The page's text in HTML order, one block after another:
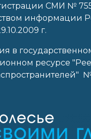
СМИ №
информации
г.
в
ресурсе